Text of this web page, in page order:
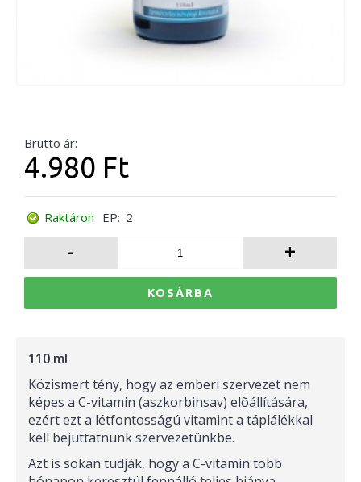
Brutto ár:
4.980 Ft
Raktáron EP: 2
- +
KOSÁRBA
110 ml
Közismert tény, hogy az emberi szervezet nem
képes a C-vitamin (aszkorbinsav) elõállítására,
ezért ezt a létfontosságú vitamint a táplálékkal
kell bejuttatnunk szervezetünkbe.
Azt is sokan tudják, hogy a C-vitamin több